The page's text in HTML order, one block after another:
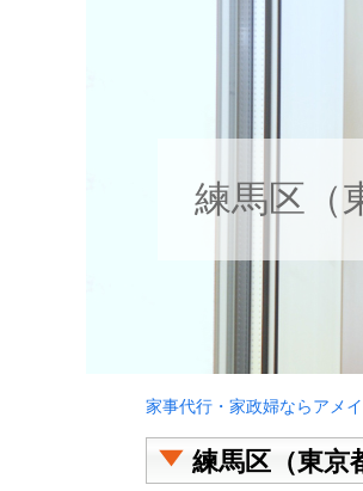
練馬区（
家事代行・家政婦ならアメ
練馬区（東京